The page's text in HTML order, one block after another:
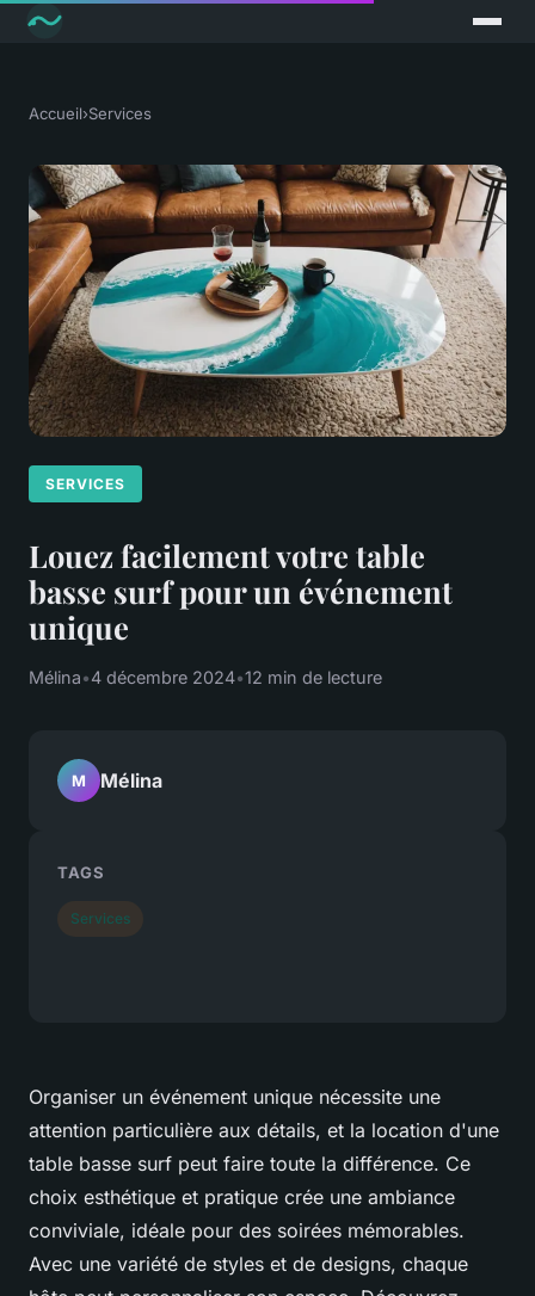
Accueil›Services
SERVICES
Louez facilement votre table
basse surf pour un événement
unique
Mélina•4 décembre 2024•12 min de lecture
Organiser un événement unique nécessite une
attention particulière aux détails, et la location d'une
table basse surf peut faire toute la différence. Ce
choix esthétique et pratique crée une ambiance
conviviale, idéale pour des soirées mémorables.
Avec une variété de styles et de designs, chaque
M Mélina
TAGS
Services